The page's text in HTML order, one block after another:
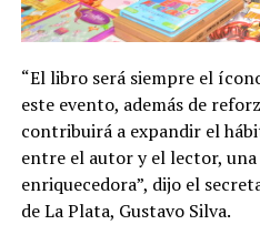
“El libro será siempre el
este evento, además de
contribuirá a expandir el
entre el autor y el lector,
enriquecedora”, dijo el
de La Plata, Gustavo Silva.